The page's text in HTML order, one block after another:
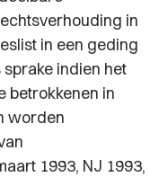
in
in een geding
indien het
betrokkenen in
worden
1993, NJ 1993,